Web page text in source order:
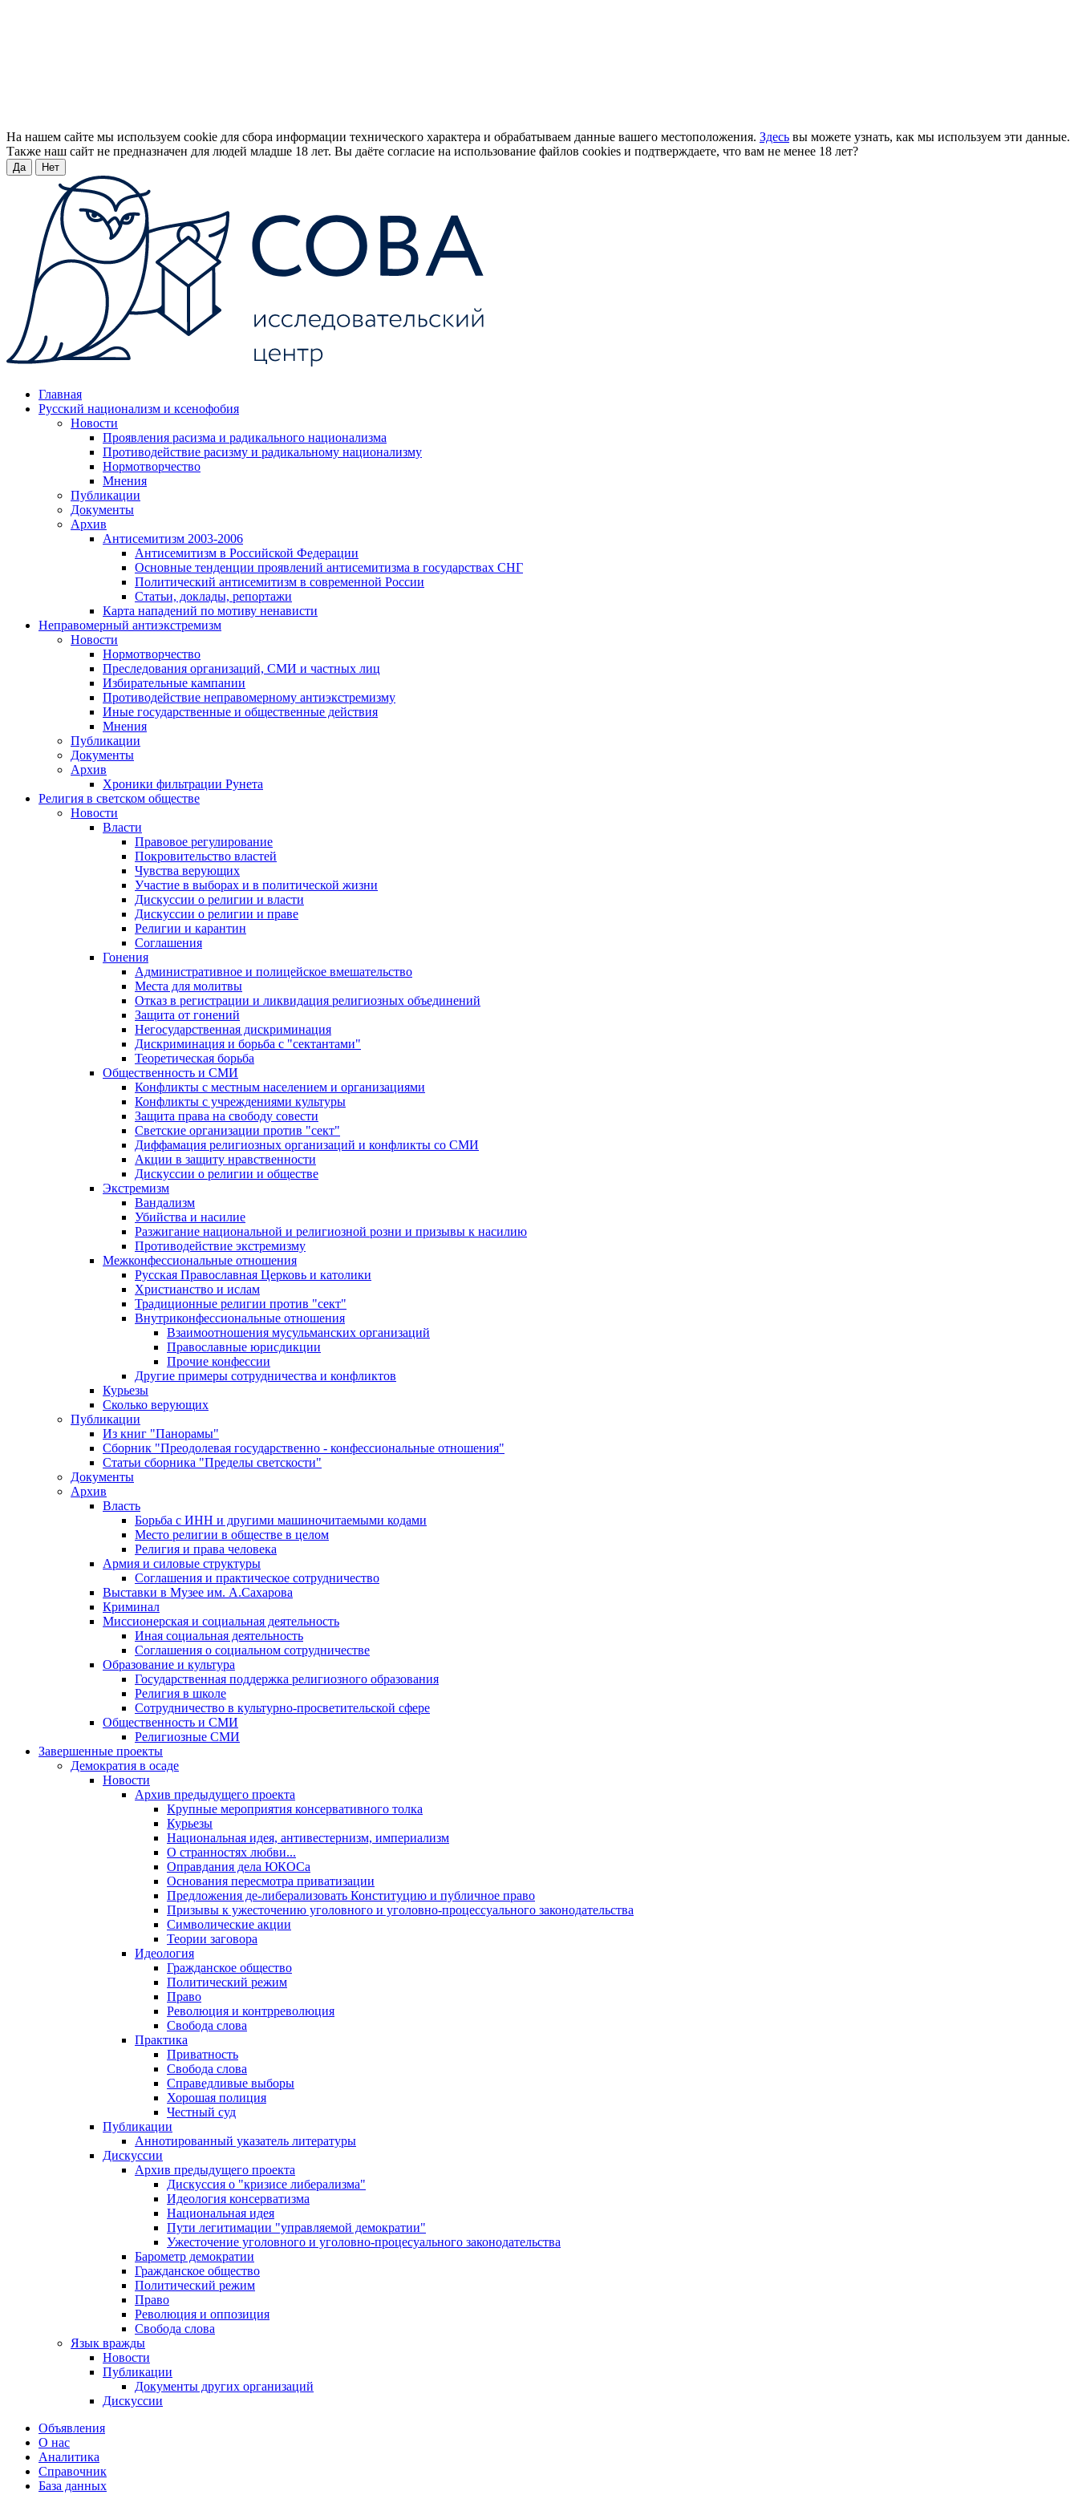
На нашем сайте мы используем cookie для сбора информации технического характера и обрабатываем данные вашего местоположения. Здесь вы можете узнать, как мы используем эти данные.
Также наш сайт не предназначен для людей младше 18 лет. Вы даёте согласие на использование файлов cookies и подтверждаете, что вам не менее 18 лет?
Да Нет
Главная
Русский национализм и ксенофобия
Новости
Проявления расизма и радикального национализма
Противодействие расизму и радикальному национализму
Нормотворчество
Мнения
Публикации
Документы
Архив
Антисемитизм 2003-2006
Антисемитизм в Российской Федерации
Основные тенденции проявлений антисемитизма в государствах СНГ
Политический антисемитизм в современной России
Статьи, доклады, репортажи
Карта нападений по мотиву ненависти
Неправомерный антиэкстремизм
Новости
Нормотворчество
Преследования организаций, СМИ и частных лиц
Избирательные кампании
Противодействие неправомерному антиэкстремизму
Иные государственные и общественные действия
Мнения
Публикации
Документы
Архив
Хроники фильтрации Рунета
Религия в светском обществе
Новости
Власти
Правовое регулирование
Покровительство властей
Чувства верующих
Участие в выборах и в политической жизни
Дискуссии о религии и власти
Дискуссии о религии и праве
Религии и карантин
Соглашения
Гонения
Административное и полицейское вмешательство
Места для молитвы
Отказ в регистрации и ликвидация религиозных объединений
Защита от гонений
Негосударственная дискриминация
Дискриминация и борьба с "сектантами"
Теоретическая борьба
Общественность и СМИ
Конфликты с местным населением и организациями
Конфликты с учреждениями культуры
Защита права на свободу совести
Светские организации против "сект"
Диффамация религиозных организаций и конфликты со СМИ
Акции в защиту нравственности
Дискуссии о религии и обществе
Экстремизм
Вандализм
Убийства и насилие
Разжигание национальной и религиозной розни и призывы к насилию
Противодействие экстремизму
Межконфессиональные отношения
Русская Православная Церковь и католики
Христианство и ислам
Традиционные религии против "сект"
Внутриконфессиональные отношения
Взаимоотношения мусульманских организаций
Православные юрисдикции
Прочие конфессии
Другие примеры сотрудничества и конфликтов
Курьезы
Сколько верующих
Публикации
Из книг "Панорамы"
Сборник "Преодолевая государственно - конфессиональные отношения"
Статьи сборника "Пределы светскости"
Документы
Архив
Власть
Борьба с ИНН и другими машиночитаемыми кодами
Место религии в обществе в целом
Религия и права человека
Армия и силовые структуры
Соглашения и практическое сотрудничество
Выставки в Музее им. А.Сахарова
Криминал
Миссионерская и социальная деятельность
Иная социальная деятельность
Соглашения о социальном сотрудничестве
Образование и культура
Государственная поддержка религиозного образования
Религия в школе
Сотрудничество в культурно-просветительской сфере
Общественность и СМИ
Религиозные СМИ
Завершенные проекты
Демократия в осаде
Новости
Архив предыдущего проекта
Крупные мероприятия консервативного толка
Курьезы
Национальная идея, антивестернизм, империализм
О странностях любви...
Оправдания дела ЮКОСа
Основания пересмотра приватизации
Предложения де-либерализовать Конституцию и публичное право
Призывы к ужесточению уголовного и уголовно-процессуального законодательства
Символические акции
Теории заговора
Идеология
Гражданское общество
Политический режим
Право
Революция и контрреволюция
Свобода слова
Практика
Приватность
Свобода слова
Справедливые выборы
Хорошая полиция
Честный суд
Публикации
Аннотированный указатель литературы
Дискуссии
Архив предыдущего проекта
Дискуссия о "кризисе либерализма"
Идеология консерватизма
Национальная идея
Пути легитимации "управляемой демократии"
Ужесточение уголовного и уголовно-процесуального законодательства
Барометр демократии
Гражданское общество
Политический режим
Право
Революция и оппозиция
Свобода слова
Язык вражды
Новости
Публикации
Документы других организаций
Дискуссии
Объявления
О нас
Аналитика
Справочник
База данных